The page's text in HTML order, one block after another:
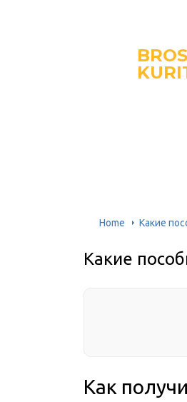
Home Какие
Какие
Как